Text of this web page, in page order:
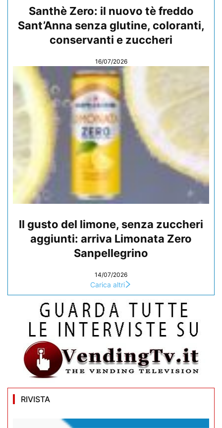
Santhè Zero: il nuovo tè freddo
Sant’Anna senza glutine, coloranti,
conservanti e zuccheri
16/07/2026
Il gusto del limone, senza zuccheri
aggiunti: arriva Limonata Zero
Sanpellegrino
14/07/2026
Carica altri
RIVISTA